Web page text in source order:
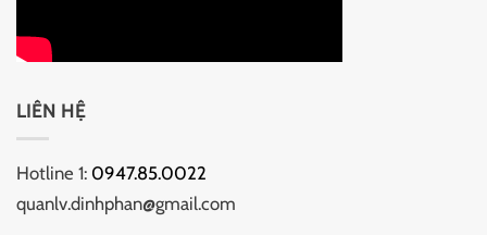
LIÊN HỆ
Hotline 1: 0947.85.0022
quanlv.dinhphan@gmail.com